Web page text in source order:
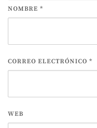
NOMBRE *
CORREO ELECTRÓNICO *
WEB